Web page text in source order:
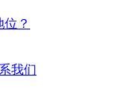
？
我们